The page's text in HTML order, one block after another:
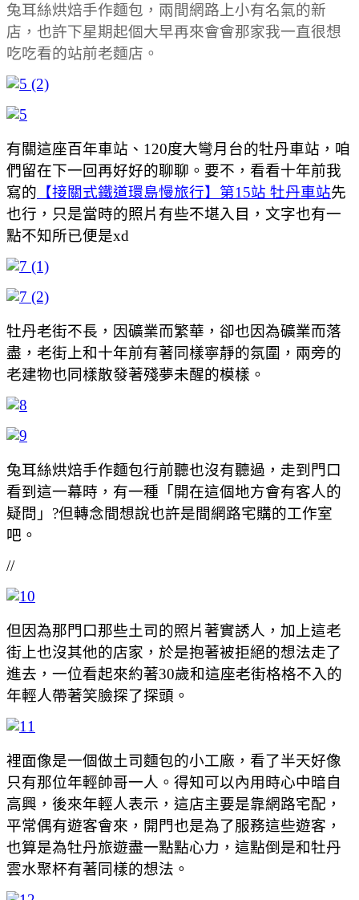
兔耳絲烘焙手作麵包，兩間網路上小有名氣的新
店，也許下星期起個大早再來會會那家我一直很想
吃吃看的站前老麵店。
有關這座百年車站、120度大彎月台的牡丹車站，咱
們留在下一回再好好的聊聊。要不，看看十年前我
寫的 【接關式鐵道環島慢旅行】第15站 牡丹車站先
也行，只是當時的照片有些不堪入目，文字也有一
點不知所已便是xd
牡丹老街不長，因礦業而繁華，卻也因為礦業而落
盡，老街上和十年前有著同樣寧靜的氛圍，兩旁的
老建物也同樣散發著殘夢未醒的模樣。
兔耳絲烘焙手作麵包行前聽也沒有聽過，走到門口
看到這一幕時，有一種「開在這個地方會有客人的
疑問」?但轉念間想說也許是間網路宅購的工作室
吧。
//
但因為那門口那些土司的照片著實誘人，加上這老
街上也沒其他的店家，於是抱著被拒絕的想法走了
進去，一位看起來約著30歲和這座老街格格不入的
年輕人帶著笑臉探了探頭。
裡面像是一個做土司麵包的小工廠，看了半天好像
只有那位年輕帥哥一人。得知可以內用時心中暗自
高興，後來年輕人表示，這店主要是靠網路宅配，
平常偶有遊客會來，開門也是為了服務這些遊客，
也算是為牡丹旅遊盡一點點心力，這點倒是和牡丹
雲水聚杯有著同樣的想法。